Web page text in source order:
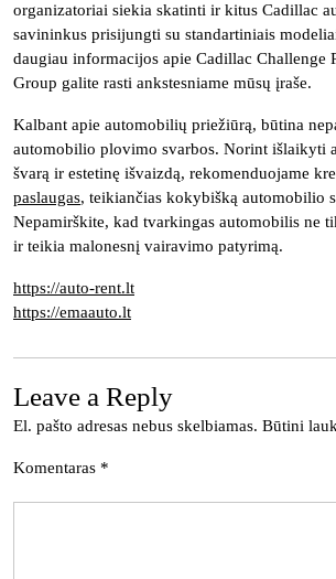
organizatoriai siekia skatinti ir kitus Cadillac
savininkus prisijungti su standartiniais
daugiau informacijos apie Cadillac Challenge
Group galite rasti ankstesniame mūsų įraše.
Kalbant apie automobilių priežiūrą, būtina
automobilio plovimo svarbos. Norint išlaikyti
švarą ir estetinę išvaizdą, rekomenduojame
paslaugas, teikiančias kokybišką automobilio
Nepamirškite, kad tvarkingas automobilis ne
ir teikia malonesnį vairavimo patyrimą.
https://auto-rent.lt
https://emaauto.lt
Leave a Reply
El. pašto adresas nebus skelbiamas. Būtini
Komentaras *